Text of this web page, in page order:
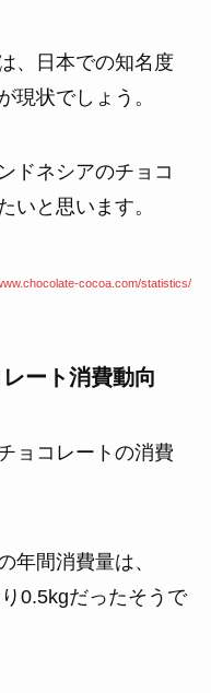
、日本での知名度
現状でしょう。
ドネシアのチョコ
いと思います。
cocoa.com/statistics/
ート消費動向
ョコレートの消費
年間消費量は、
0.5kgだったそうで